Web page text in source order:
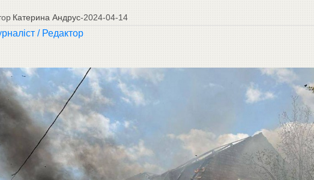
Катерина Андрус-2024-04-14
/ Редактор